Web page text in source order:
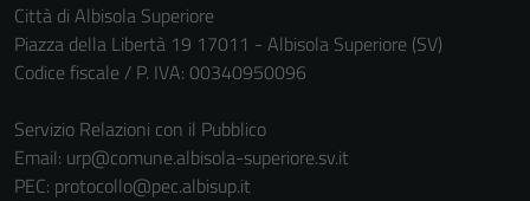
Città di Albisola Superiore
Piazza della Libertà 19 17011 - Albisola Superiore (SV)
Codice fiscale / P. IVA: 00340950096
Servizio Relazioni con il Pubblico
Email: urp@comune.albisola-superiore.sv.it
PEC: protocollo@pec.albisup.it